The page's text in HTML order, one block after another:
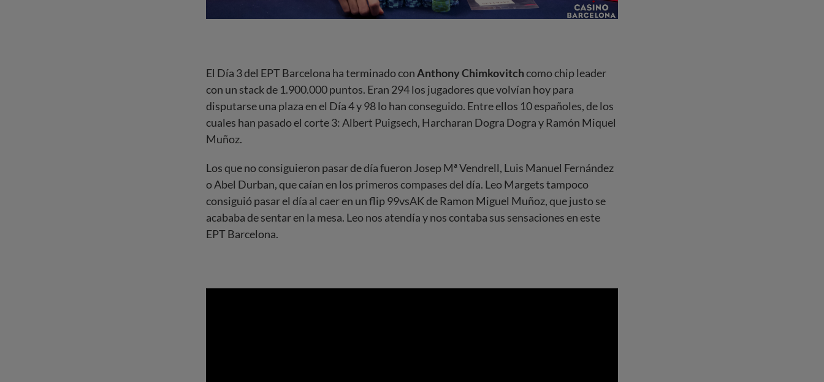
El Día 3 del EPT Barcelona ha terminado conAnthony Chimkovitchcomo chip leader
con un stack de 1.900.000 puntos. Eran 294 los jugadores que volvían hoy para
disputarse una plaza en el Día 4 y 98 lo han conseguido. Entre ellos 10 españoles, de los
cuales han pasado el corte 3: Albert Puigsech, Harcharan Dogra Dogra y Ramón Miquel
Muñoz.
Los que no consiguieron pasar de día fueron Josep Mª Vendrell, Luis Manuel Fernández
o Abel Durban, que caían en los primeros compases del día. Leo Margets tampoco
consiguió pasar el día al caer en un flip 99vsAK de Ramon Miguel Muñoz, que justo se
acababa de sentar en la mesa. Leo nos atendía y nos contaba sus sensaciones en este
EPT Barcelona.